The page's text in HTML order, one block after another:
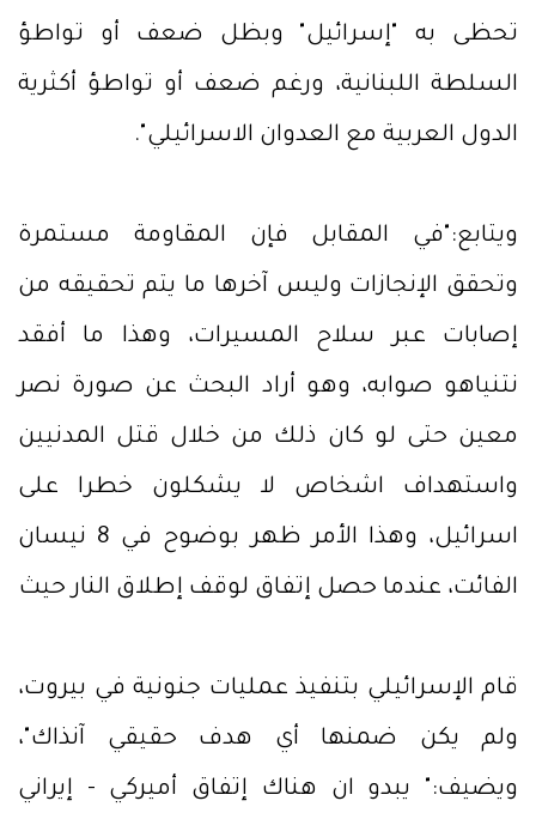
تحظى به "إسرائيل" وبظل ضعف أو تواطؤ
السلطة اللبنانية، ورغم ضعف أو تواطؤ أكثرية
الدول العربية مع العدوان الاسرائيلي".
ويتابع:"في المقابل فإن المقاومة مستمرة
وتحقق الإنجازات وليس آخرها ما يتم تحقيقه من
إصابات عبر سلاح المسيرات، وهذا ما أفقد
نتنياهو صوابه، وهو أراد البحث عن صورة نصر
معين حتى لو كان ذلك من خلال قتل المدنيين
واستهداف اشخاص لا يشكلون خطرا على
اسرائيل، وهذا الأمر ظهر بوضوح في 8 نيسان
الفائت، عندما حصل إتفاق لوقف إطلاق النار حيث
قام الإسرائيلي بتنفيذ عمليات جنونية في بيروت،
ولم يكن ضمنها أي هدف حقيقي آنذاك"،
ويضيف:" يبدو ان هناك إتفاق أميركي - إيراني